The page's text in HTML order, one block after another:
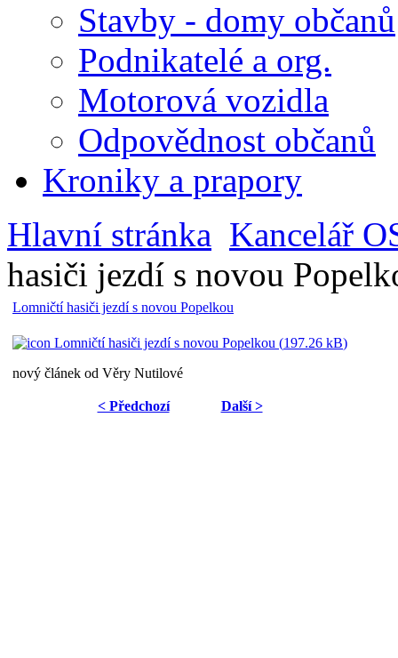
Stavby - domy občanů
Podnikatelé a org.
Motorová vozidla
Odpovědnost občanů
Kroniky a prapory
Hlavní stránka Kancelář
hasiči jezdí s novou
Lomničtí hasiči jezdí s novou Popelkou
Lomničtí hasiči jezdí s novou Popelkou (197.26 kB)
nový článek od Věry Nutilové
< Předchozí Další >